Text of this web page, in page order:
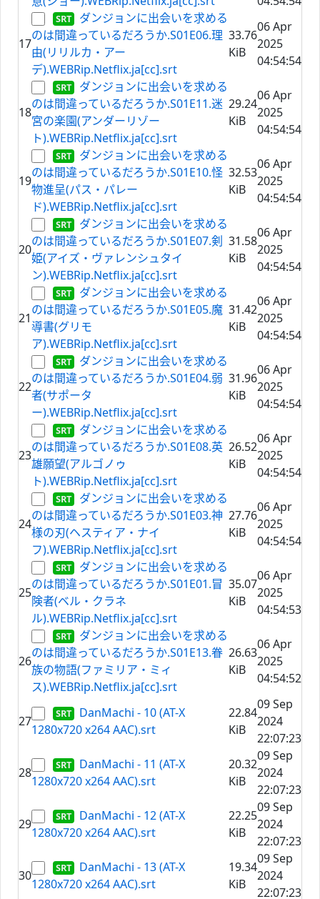
17
ダンジョンに出会いを求める
のは間違っているだろうか.S01E06.理
由(リリルカ・アー
デ).WEBRip.Netflix.ja[cc].srt
33.76
KiB
06 Apr
2025
04:54:54
18
ダンジョンに出会いを求める
のは間違っているだろうか.S01E11.迷
宮の楽園(アンダーリゾー
ト).WEBRip.Netflix.ja[cc].srt
29.24
KiB
06 Apr
2025
04:54:54
19
ダンジョンに出会いを求める
のは間違っているだろうか.S01E10.怪
物進呈(パス・パレー
ド).WEBRip.Netflix.ja[cc].srt
32.53
KiB
06 Apr
2025
04:54:54
20
ダンジョンに出会いを求める
のは間違っているだろうか.S01E07.剣
姫(アイズ・ヴァレンシュタイ
ン).WEBRip.Netflix.ja[cc].srt
31.58
KiB
06 Apr
2025
04:54:54
21
ダンジョンに出会いを求める
のは間違っているだろうか.S01E05.魔
導書(グリモ
ア).WEBRip.Netflix.ja[cc].srt
31.42
KiB
06 Apr
2025
04:54:54
22
ダンジョンに出会いを求める
のは間違っているだろうか.S01E04.弱
者(サポータ
ー).WEBRip.Netflix.ja[cc].srt
31.96
KiB
06 Apr
2025
04:54:54
23
ダンジョンに出会いを求める
のは間違っているだろうか.S01E08.英
雄願望(アルゴノゥ
ト).WEBRip.Netflix.ja[cc].srt
26.52
KiB
06 Apr
2025
04:54:54
24
ダンジョンに出会いを求める
のは間違っているだろうか.S01E03.神
様の刃(ヘスティア・ナイ
フ).WEBRip.Netflix.ja[cc].srt
27.76
KiB
06 Apr
2025
04:54:54
25
ダンジョンに出会いを求める
のは間違っているだろうか.S01E01.冒
険者(ベル・クラネ
ル).WEBRip.Netflix.ja[cc].srt
35.07
KiB
06 Apr
2025
04:54:53
26
ダンジョンに出会いを求める
のは間違っているだろうか.S01E13.眷
族の物語(ファミリア・ミィ
ス).WEBRip.Netflix.ja[cc].srt
26.63
KiB
06 Apr
2025
04:54:52
27
DanMachi - 10 (AT-X
1280x720 x264 AAC).srt
22.84
KiB
09 Sep
2024
22:07:23
28
DanMachi - 11 (AT-X
1280x720 x264 AAC).srt
20.32
KiB
09 Sep
2024
22:07:23
29
DanMachi - 12 (AT-X
1280x720 x264 AAC).srt
22.25
KiB
09 Sep
2024
22:07:23
30
DanMachi - 13 (AT-X
1280x720 x264 AAC).srt
19.34
KiB
09 Sep
2024
22:07:23